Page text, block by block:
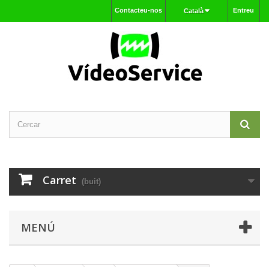
Entreu
Català
Contacteu-nos
Carret (buit)
MENÚ